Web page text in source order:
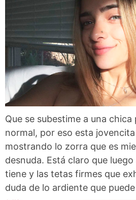
Que se subestime a una
normal, por eso esta
mostrando lo zorra que es
desnuda. Está claro que
tiene y las tetas firmes que
duda de lo ardiente que puede